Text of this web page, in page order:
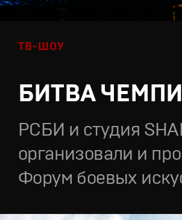
ТВ-ШОУ
БИТВА
РСБИ и студия
организовали и
Форум боевых